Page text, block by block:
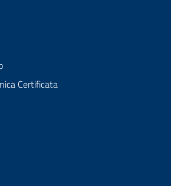
Certificata